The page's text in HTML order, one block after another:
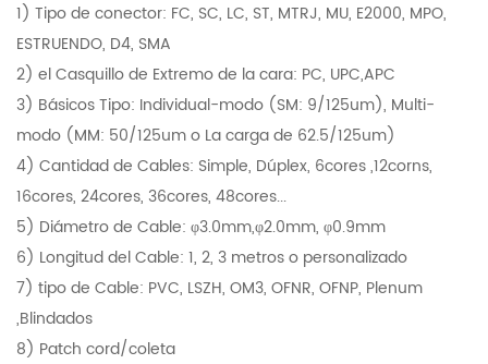
1) Tipo de conector: FC, SC, LC, ST, MTRJ, MU, E2000, MPO,
ESTRUENDO, D4, SMA
2) el Casquillo de Extremo de la cara: PC, UPC,APC
3) Básicos Tipo: Individual-modo (SM: 9/125um), Multi-
modo (MM: 50/125um o La carga de 62.5/125um)
4) Cantidad de Cables: Simple, Dúplex, 6cores ,12corns,
16cores, 24cores, 36cores, 48cores...
5) Diámetro de Cable: φ3.0mm,φ2.0mm, φ0.9mm
6) Longitud del Cable: 1, 2, 3 metros o personalizado
7) tipo de Cable: PVC, LSZH, OM3, OFNR, OFNP, Plenum
,Blindados
8) Patch cord/coleta